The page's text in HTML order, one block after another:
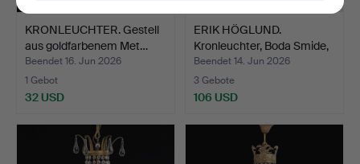
KRONLEUCHTER. Gestell
aus goldfarbenem Met…
Beendet 16. Jun 2026
1 Gebot
32 USD
ERIK HÖGLUND.
Kronleuchter, Boda Smide,
zw…
Beendet 14. Jun 2026
3 Gebote
106 USD